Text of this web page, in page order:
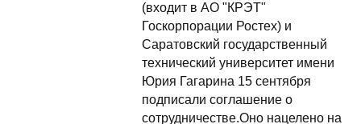
(входит в АО "КРЭТ"
Госкорпорации Ростех) и
Саратовский государственный
технический университет имени
Юрия Гагарина 15 сентября
подписали соглашение о
сотрудничестве.Оно нацелено на